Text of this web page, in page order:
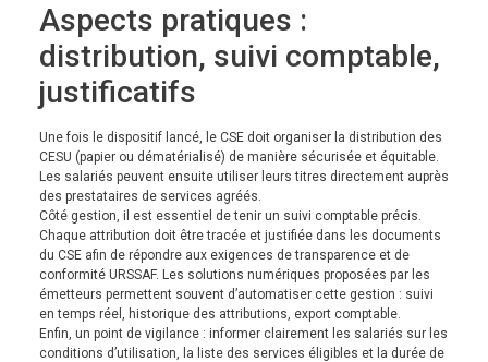
Aspects pratiques :
distribution, suivi comptable,
justificatifs
Une fois le dispositif lancé, le CSE doit organiser la distribution des
CESU (papier ou dématérialisé) de manière sécurisée et équitable.
Les salariés peuvent ensuite utiliser leurs titres directement auprès
des prestataires de services agréés.
Côté gestion, il est essentiel de tenir un suivi comptable précis.
Chaque attribution doit être tracée et justifiée dans les documents
du CSE afin de répondre aux exigences de transparence et de
conformité URSSAF. Les solutions numériques proposées par les
émetteurs permettent souvent d’automatiser cette gestion : suivi
en temps réel, historique des attributions, export comptable.
Enfin, un point de vigilance : informer clairement les salariés sur les
conditions d’utilisation, la liste des services éligibles et la durée de